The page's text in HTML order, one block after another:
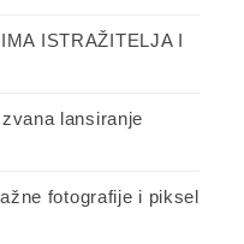
ISTRAŽITELJA I
lansiranje
fotografije i piksel